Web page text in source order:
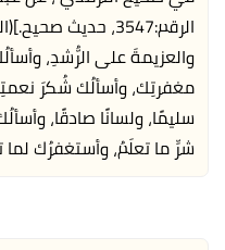
الرقم:3547، حديث صحيح.]
والعزيمةَ على الرُّشدِ،
مغفرتِك، وأسألُك شُكرَ
سليمًا، ولسانًا صادقًا،
شرِّ ما تعلَمُ، وأستغفرُك لما